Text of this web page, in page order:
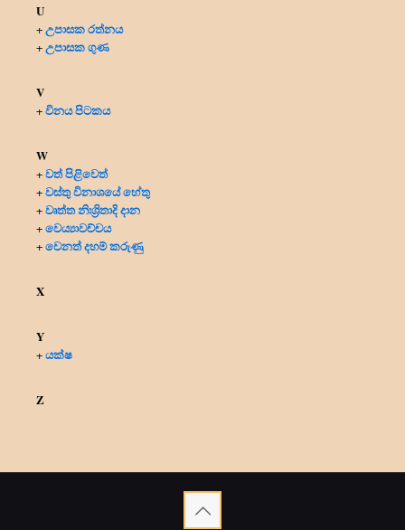
U
+උපාසක රත්නය
+උපාසක ගුණ
V
+විනය පිටකය
W
+වත් පිළිවෙත්
+වස්තු විනාශයේ හේතු
+වෘත්ත නිඃශ්‍රිතාදි දාන
+වෙය්‍යාවච්චය
+වෙනත් දහම් කරුණු
X
Y
+යක්ෂ
Z